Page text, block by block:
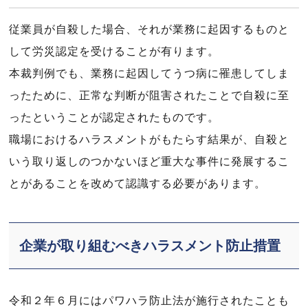
従業員が自殺した場合、それが業務に起因するものと
して労災認定を受けることが有ります。
本裁判例でも、業務に起因してうつ病に罹患してしま
ったために、正常な判断が阻害されたことで自殺に至
ったということが認定されたものです。
職場におけるハラスメントがもたらす結果が、自殺と
いう取り返しのつかないほど重大な事件に発展するこ
とがあることを改めて認識する必要があります。
企業が取り組むべきハラスメント防止措置
令和２年６月にはパワハラ防止法が施行されたことも